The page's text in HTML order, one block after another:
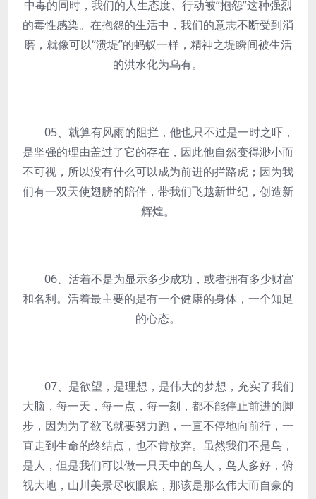
中毒的同时，我们的人生态度、行动被“抱怨”这种强烈
的毒性感染。在抱怨的生活中，我们的意志不断受到消
磨，就像可以“溃堤”的蚂蚁一样，精神之堤瞬间被生活
的洪水化为乌有。
05、就算有风雨的阻拦，他也只不过是一时之吓，
是坚强的理由盖过了它的存在，因此他自然变得渺小而
不可视，所以没有什么可以成为前进的拦路虎；因为我
们有一双天使翅膀的陪伴，带我们飞越新世纪，创造新
辉煌。
06、活着不是为显示多少成功，或者拥有多少财富
和名利。活着最主要的是有一个健康的身体，一个知足
的心态。
07、是欲望，是理想，是伟大的梦想，充实了我们
大脑，每一天，每一点，每一刻，都不能停止前进的脚
步，因为为了欲飞就要努力跑，一直不停地向前行，一
直走到生命的终结点，也不肯放弃。虽然我们不是鸟，
是人，但是我们可以做一只天中的鸟人，鸟人多好，俯
视大地，山川美景尽收眼底，那该是那么伟大而自豪的